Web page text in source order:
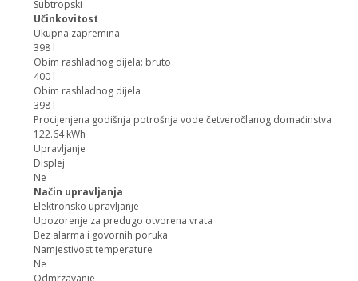
Subtropski
Učinkovitost
Ukupna zapremina
398 l
Obim rashladnog dijela: bruto
400 l
Obim rashladnog dijela
398 l
Procijenjena godišnja potrošnja vode četveročlanog domaćinstva
122.64 kWh
Upravljanje
Displej
Ne
Način upravljanja
Elektronsko upravljanje
Upozorenje za predugo otvorena vrata
Bez alarma i govornih poruka
Namjestivost temperature
Ne